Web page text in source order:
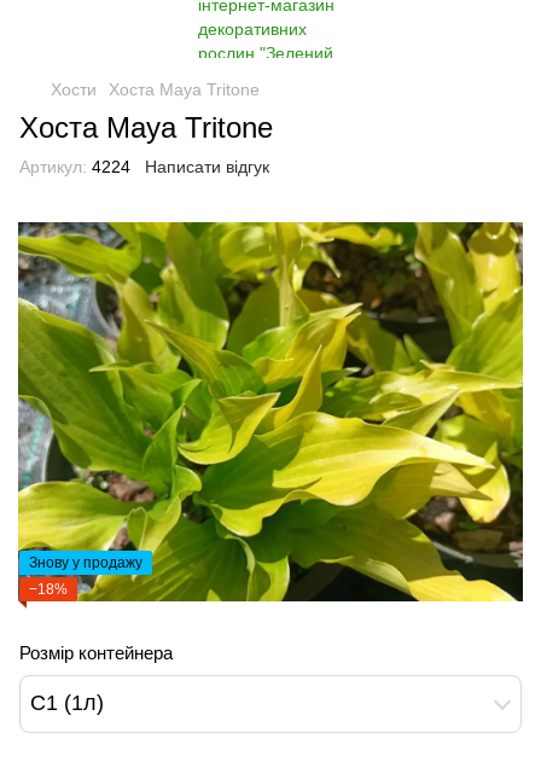
Хости Хоста Maya Tritone
Хоста Maya Tritone
Артикул: 4224 Написати відгук
Знову у продажу
−18%
Розмір контейнера
С1 (1л)